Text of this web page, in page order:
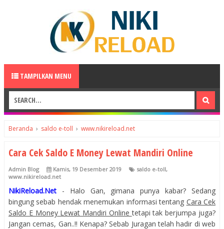
TAMPILKAN MENU
Beranda › saldo e-toll › www.nikireload.net
Cara Cek Saldo E Money Lewat Mandiri Online
Admin Blog Kamis, 19 Desember 2019 saldo e-toll,
www.nikireload.net
NikiReload.Net - Halo Gan, gimana punya kabar? Sedang
bingung sebab hendak menemukan informasi tentang Cara Cek
Saldo E Money Lewat Mandiri Onlinetetapi tak berjumpa juga?
Jangan cemas, Gan..!! Kenapa? Sebab Juragan telah hadir di web